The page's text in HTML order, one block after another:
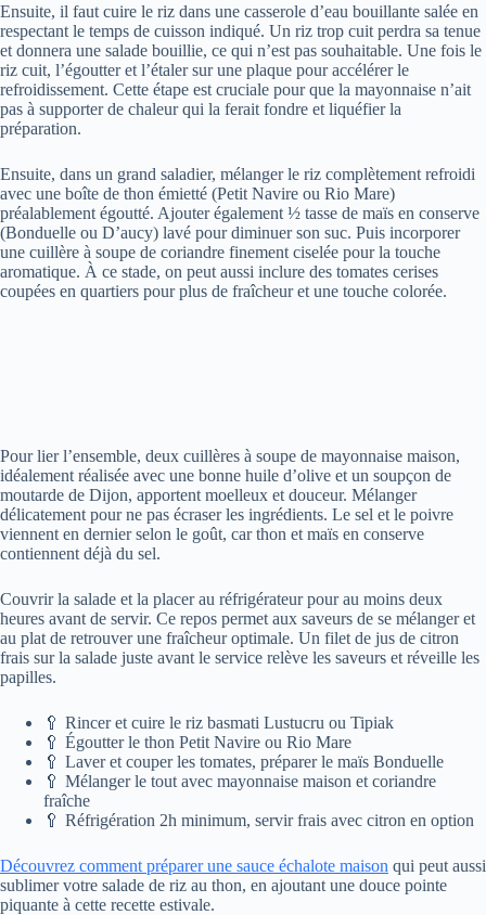
Ensuite, il faut cuire le riz dans une casserole d’eau bouillante salée en
respectant le temps de cuisson indiqué. Un riz trop cuit perdra sa tenue
et donnera une salade bouillie, ce qui n’est pas souhaitable. Une fois le
riz cuit, l’égoutter et l’étaler sur une plaque pour accélérer le
refroidissement. Cette étape est cruciale pour que la mayonnaise n’ait
pas à supporter de chaleur qui la ferait fondre et liquéfier la
préparation.
Ensuite, dans un grand saladier, mélanger le riz complètement refroidi
avec une boîte de thon émietté (Petit Navire ou Rio Mare)
préalablement égoutté. Ajouter également ½ tasse de maïs en conserve
(Bonduelle ou D’aucy) lavé pour diminuer son suc. Puis incorporer
une cuillère à soupe de coriandre finement ciselée pour la touche
aromatique. À ce stade, on peut aussi inclure des tomates cerises
coupées en quartiers pour plus de fraîcheur et une touche colorée.
Pour lier l’ensemble, deux cuillères à soupe de mayonnaise maison,
idéalement réalisée avec une bonne huile d’olive et un soupçon de
moutarde de Dijon, apportent moelleux et douceur. Mélanger
délicatement pour ne pas écraser les ingrédients. Le sel et le poivre
viennent en dernier selon le goût, car thon et maïs en conserve
contiennent déjà du sel.
Couvrir la salade et la placer au réfrigérateur pour au moins deux
heures avant de servir. Ce repos permet aux saveurs de se mélanger et
au plat de retrouver une fraîcheur optimale. Un filet de jus de citron
frais sur la salade juste avant le service relève les saveurs et réveille les
papilles.
🥄 Rincer et cuire le riz basmati Lustucru ou Tipiak
🥄 Égoutter le thon Petit Navire ou Rio Mare
🥄 Laver et couper les tomates, préparer le maïs Bonduelle
🥄 Mélanger le tout avec mayonnaise maison et coriandre
fraîche
🥄 Réfrigération 2h minimum, servir frais avec citron en option
Découvrez comment préparer une sauce échalote maison qui peut aussi
sublimer votre salade de riz au thon, en ajoutant une douce pointe
piquante à cette recette estivale.